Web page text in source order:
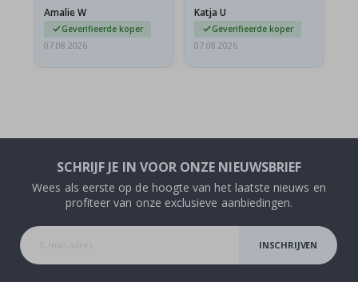
Amalie W
Geverifieerde koper
07.08.2026
Katja U
Geverifieerde koper
07.08.2026
SCHRIJF JE IN VOOR ONZE NIEUWSBRIEF
Wees als eerste op de hoogte van het laatste nieuws en
profiteer van onze exclusieve aanbiedingen.
INSCHRIJVEN